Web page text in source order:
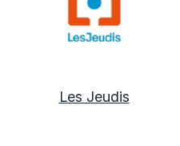
Les Jeudis